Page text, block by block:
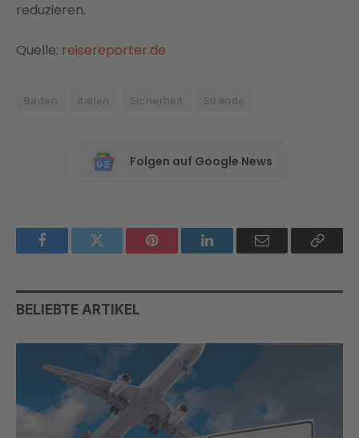
reduzieren.
Quelle: reisereporter.de
Baden Italien Sicherheit Strände
Folgen auf Google News
FacebookTwitter Pinterest LinkedInEmail
Copy
BELIEBTE ARTIKEL